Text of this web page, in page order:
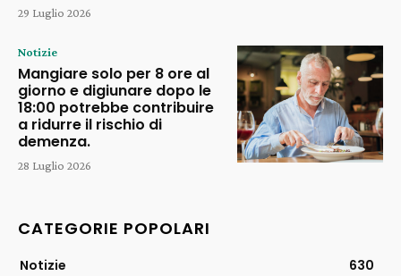
29 Luglio 2026
Notizie
Mangiare solo per 8 ore al
giorno e digiunare dopo le
18:00 potrebbe contribuire
a ridurre il rischio di
demenza.
28 Luglio 2026
CATEGORIE POPOLARI
Notizie
630